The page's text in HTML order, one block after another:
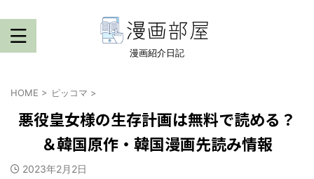
漫画紹介日記
HOME > ピッコマ >
悪役皇女様の生存計画は無料で読める？
＆韓国原作・韓国漫画先読み情報
2023年2月2日